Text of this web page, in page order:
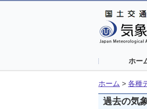
ホー
ホーム > 各種
過去の気